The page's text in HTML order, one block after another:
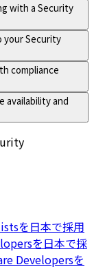
with a Security
your Security
compliance
availability and
を日本で採用
を日本で採
Developersを